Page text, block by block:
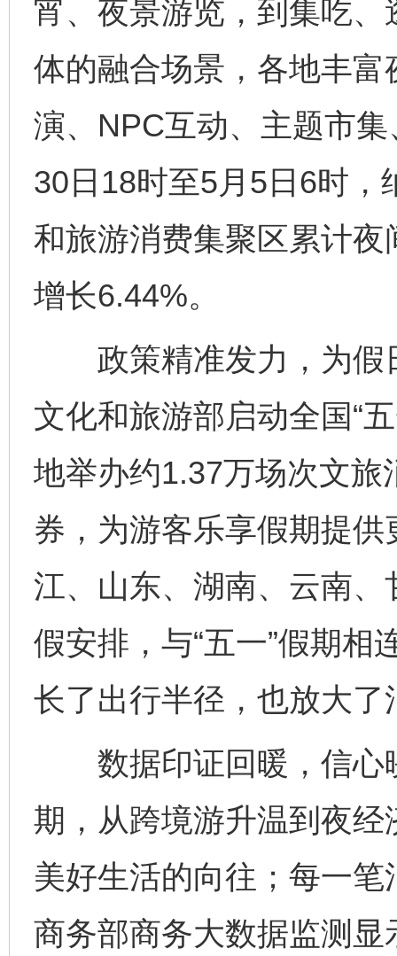
宵、夜景游览，到集吃
体的融合场景，各地丰
演、NPC互动、主题市
30日18时至5月5日6时，
和旅游消费集聚区累计
增长6.44%。
政策精准发力，为假
文化和旅游部启动全国“
地举办约1.37万场次文
券，为游客乐享假期提
江、山东、湖南、云南
假安排，与“五一”假期相
长了出行半径，也放大了
数据印证回暖，信心
期，从跨境游升温到夜
美好生活的向往；每一
商务部商务大数据监测